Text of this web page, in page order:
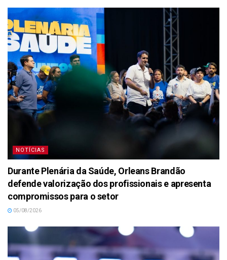
NOTÍCIAS
Durante Plenária da Saúde, Orleans Brandão
defende valorização dos profissionais e apresenta
compromissos para o setor
05/08/2026